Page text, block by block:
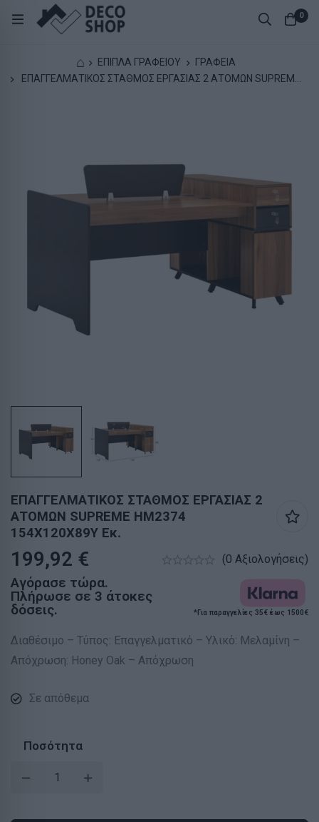
0
⌂ ΕΠΙΠΛΑ ΓΡΑΦΕΙΟΥ
ΓΡΑΦΕΙΑ
ΕΠΑΓΓΕΛΜΑΤΙΚΟΣ ΣΤΑΘΜΟΣ ΕΡΓΑΣΙΑΣ 2 ΑΤΟΜΩΝ SUPREME
ΕΠΑΓΓΕΛΜΑΤΙΚΟΣ ΣΤΑΘΜΟΣ ΕΡΓΑΣΙΑΣ 2
ΑΤΟΜΩΝ SUPREME HM2374
154X120X89Υ Εκ.
199,92 € (0 Αξιολογήσεις)
Αγόρασε τώρα.
Πλήρωσε σε 3 άτοκες
δόσεις.
*Για παραγγελίες 35€ έως 1500€
Διαθέσιμο – Τύπος: Επαγγελματικό – Υλικό: Μελαμίνη –
Απόχρωση: Honey Oak – Απόχρωση
Σε απόθεμα
Ποσότητα